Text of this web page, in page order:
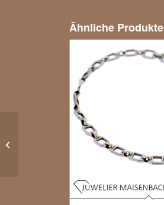
Ähnliche Produkte
Juwelier Hübner & Schulze Armband
mit Diamanten und Saphir Gold